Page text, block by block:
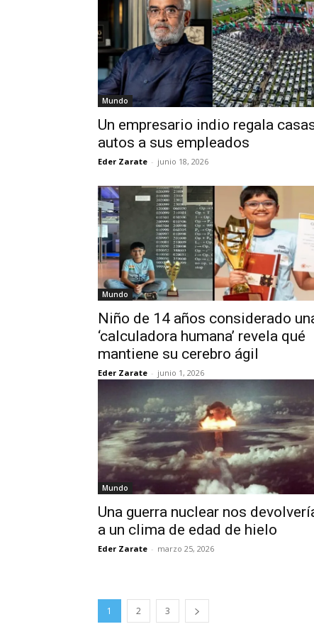
Mundo
Un empresario indio regala
autos a sus empleados
Eder Zarate - junio 18, 2026
Mundo
Niño de 14 años considerado
‘calculadora humana’ revela qué
mantiene su cerebro ágil
Eder Zarate - junio 1, 2026
Mundo
Una guerra nuclear nos
a un clima de edad de hielo
Eder Zarate - marzo 25, 2026
1 2 3